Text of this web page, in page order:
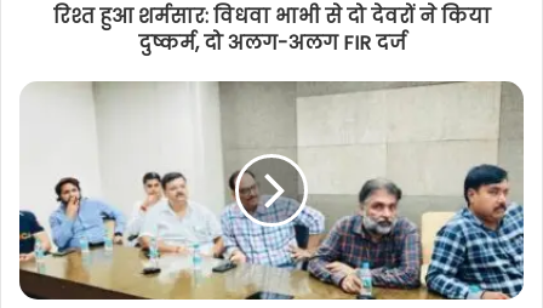
रिश्त हुआ शर्मसार: विधवा भाभी से दो देवरों ने किया
दुष्कर्म, दो अलग-अलग FIR दर्ज